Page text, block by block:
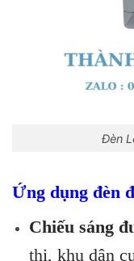
Đèn
Ứng dụng đèn
Chiếu sáng
thị, khu dân